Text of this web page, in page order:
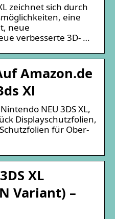
zeichnet sich durch
eine
neue
verbesserte 3D- …
Amazon.de
Xl
NEU 3DS XL,
Displayschutzfolien,
für Ober-
XL
Variant) –